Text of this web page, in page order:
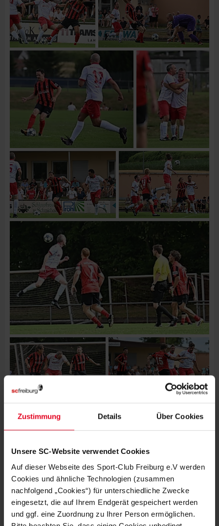
Zustimmung Details Über Cookies
Unsere SC-Website verwendet Cookies
Auf dieser Webseite des Sport-Club Freiburg e.V werden
Cookies und ähnliche Technologien (zusammen
nachfolgend „Cookies“) für unterschiedliche Zwecke
eingesetzt, die auf Ihrem Endgerät gespeichert werden
und ggf. eine Zuordnung zu Ihrer Person ermöglichen.